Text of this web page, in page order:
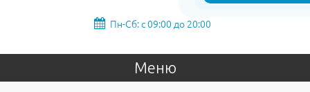
Пн-Сб: с 09:00 до 20:00
Меню